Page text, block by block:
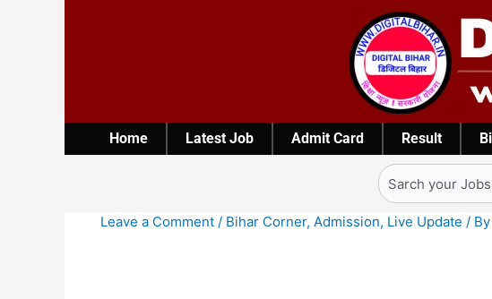
Home Latest Job Admit Card Result
Search
Leave a Comment / Bihar Corner, Admission, Live Update / By